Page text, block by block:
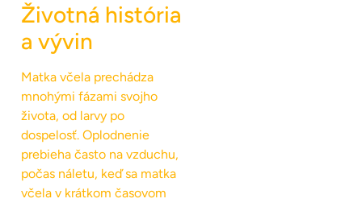
Životná história
a vývin
Matka včela prechádza
mnohými fázami svojho
života, od larvy po
dospelosť. Oplodnenie
prebieha často na vzduchu,
počas náletu, keď sa matka
včela v krátkom časovom